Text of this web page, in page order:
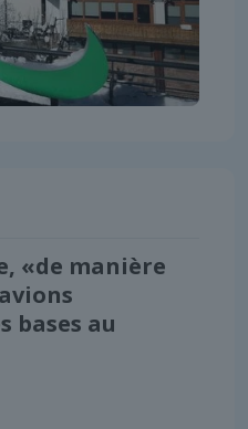
«de manière
bases au